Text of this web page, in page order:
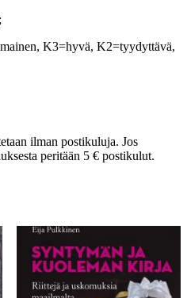
K3=hyvä, K2=tyydyttävä,
ilman postikuluja. Jos
peritään 5 € postikulut.